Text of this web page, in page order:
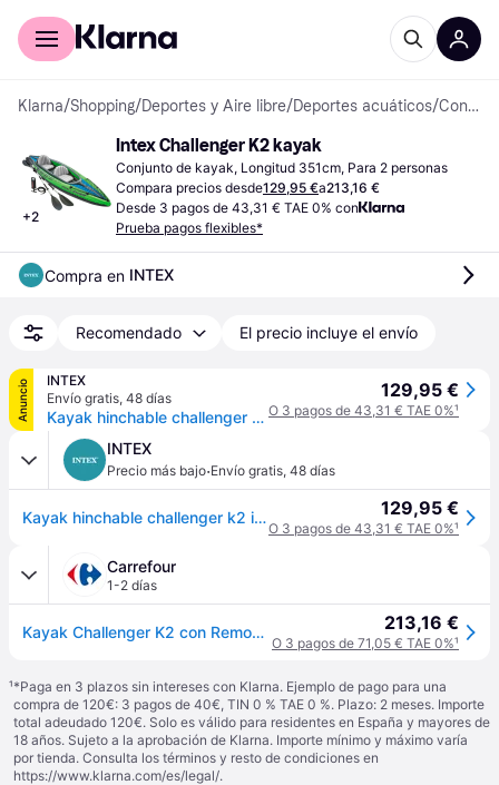
Comprar con Klarna
Klarna/Shopping/Deportes y Aire libre/Deportes acuáticos/ Conjuntos de kayak
+2
Intex Challenger K2 kayak
Conjunto de kayak, Longitud 351cm, Para 2 personas
Compara precios desde129,95 €a213,16 €
Desde 3 pagos de 43,31 € TAE 0% con
Prueba pagos flexibles*
Compra en INTEX
Recomendado El precio incluye el envío
Anuncio
INTEX
Envío gratis, 48 días
Kayak hinchable challenger k2 intex 351x76x38 cm
129,95 €
O 3 pagos de 43,31 € TAE 0%¹
INTEX
Precio más bajo·Envío gratis, 48 días
Kayak hinchable challenger k2 intex 351x76x38 cm 129,95 €
O 3 pagos de 43,31 € TAE 0%¹
Carrefour
1-2 días
Kayak Challenger K2 con Remos de Aluminio y Bomba 213,16 €
O 3 pagos de 71,05 € TAE 0%¹
¹*Paga en 3 plazos sin intereses con Klarna. Ejemplo de pago para una
compra de 120€: 3 pagos de 40€, TIN 0 % TAE 0 %. Plazo: 2 meses. Importe
total adeudado 120€. Solo es válido para residentes en España y mayores de
18 años. Sujeto a la aprobación de Klarna. Importe mínimo y máximo varía
por tienda. Consulta los términos y resto de condiciones en
https://www.klarna.com/es/legal/.